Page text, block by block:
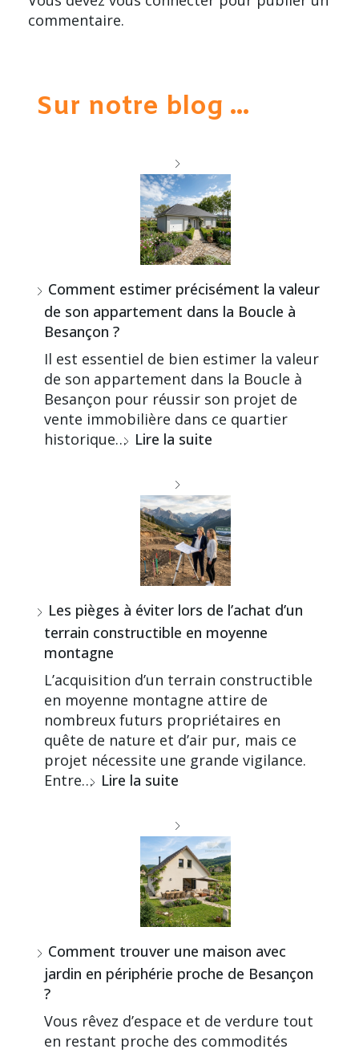
commentaire.
Sur notre blog ...
Comment estimer précisément la valeur
de son appartement dans la Boucle à
Besançon ?
Il est essentiel de bien estimer la valeur
de son appartement dans la Boucle à
Besançon pour réussir son projet de
vente immobilière dans ce quartier
historique… Lire la suite
Les pièges à éviter lors de l’achat d’un
terrain constructible en moyenne
montagne
L’acquisition d’un terrain constructible
en moyenne montagne attire de
nombreux futurs propriétaires en
quête de nature et d’air pur, mais ce
projet nécessite une grande vigilance.
Entre… Lire la suite
Comment trouver une maison avec
jardin en périphérie proche de Besançon
?
Vous rêvez d’espace et de verdure tout
en restant proche des commodités